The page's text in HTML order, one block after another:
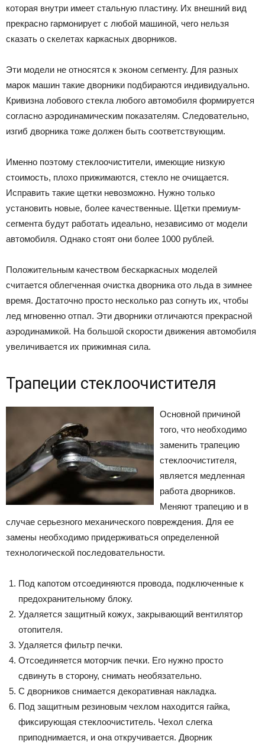
которая внутри имеет стальную пластину. Их внешний вид
прекрасно гармонирует с любой машиной, чего нельзя
сказать о скелетах каркасных дворников.
Эти модели не относятся к эконом сегменту. Для разных
марок машин такие дворники подбираются индивидуально.
Кривизна лобового стекла любого автомобиля формируется
согласно аэродинамическим показателям. Следовательно,
изгиб дворника тоже должен быть соответствующим.
Именно поэтому стеклоочистители, имеющие низкую
стоимость, плохо прижимаются, стекло не очищается.
Исправить такие щетки невозможно. Нужно только
установить новые, более качественные. Щетки премиум-
сегмента будут работать идеально, независимо от модели
автомобиля. Однако стоят они более 1000 рублей.
Положительным качеством бескаркасных моделей
считается облегченная очистка дворника ото льда в зимнее
время. Достаточно просто несколько раз согнуть их, чтобы
лед мгновенно отпал. Эти дворники отличаются прекрасной
аэродинамикой. На большой скорости движения автомобиля
увеличивается их прижимная сила.
Трапеции стеклоочистителя
Основной причиной
того, что необходимо
заменить трапецию
стеклоочистителя,
является медленная
работа дворников.
Меняют трапецию и в
случае серьезного механического повреждения. Для ее
замены необходимо придерживаться определенной
технологической последовательности.
Под капотом отсоединяются провода, подключенные к
предохранительному блоку.
Удаляется защитный кожух, закрывающий вентилятор
отопителя.
Удаляется фильтр печки.
Отсоединяется моторчик печки. Его нужно просто
сдвинуть в сторону, снимать необязательно.
С дворников снимается декоративная накладка.
Под защитным резиновым чехлом находится гайка,
фиксирующая стеклоочиститель. Чехол слегка
приподнимается, и она откручивается. Дворник